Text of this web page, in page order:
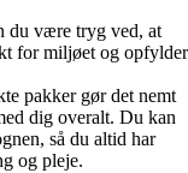
du være tryg ved, at
for miljøet og opfylder
pakker gør det nemt
dig overalt. Du kan
så du altid har
og pleje.